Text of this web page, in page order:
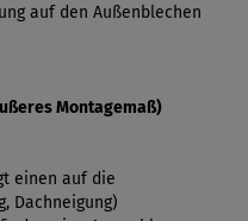
auf den Außenblechen
Montagemaß)
einen auf die
Dachneigung)